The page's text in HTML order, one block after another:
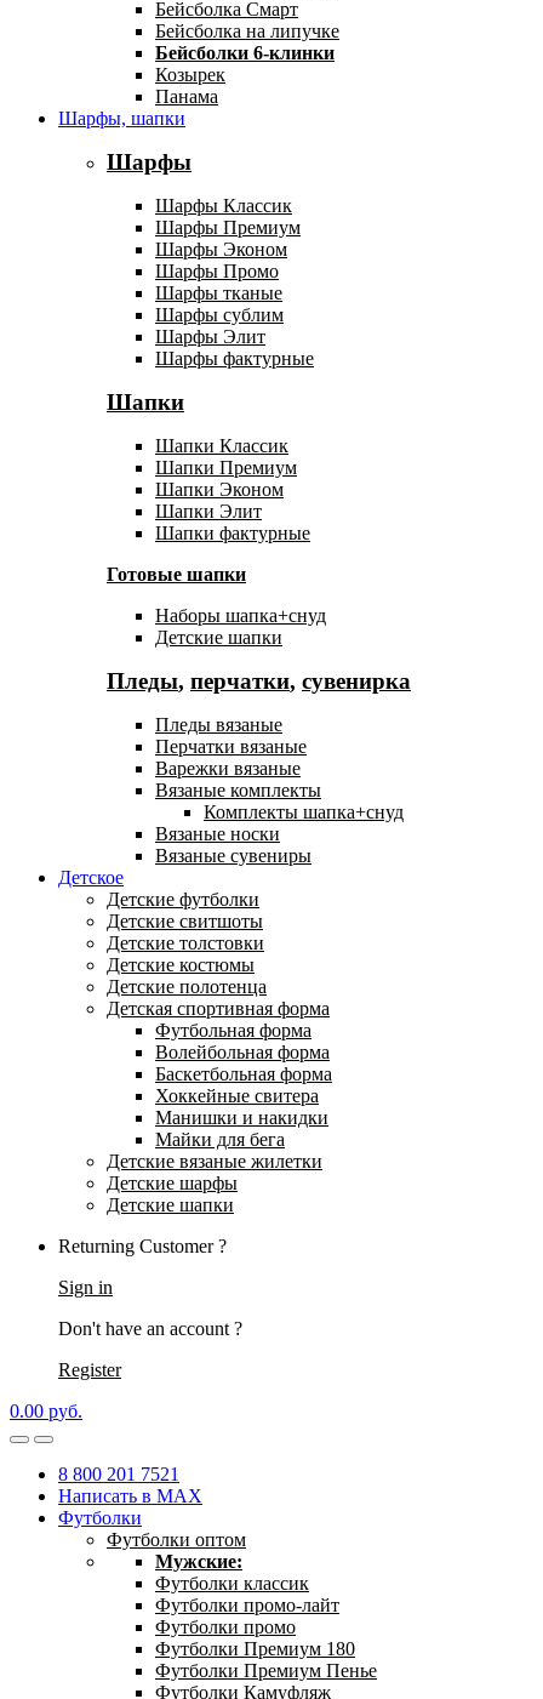
Бейсболка Смарт
Бейсболка на липучке
Бейсболки 6-клинки
Козырек
Панама
Шарфы, шапки
Шарфы
Шарфы Классик
Шарфы Премиум
Шарфы Эконом
Шарфы Промо
Шарфы тканые
Шарфы сублим
Шарфы Элит
Шарфы фактурные
Шапки
Шапки Классик
Шапки Премиум
Шапки Эконом
Шапки Элит
Шапки фактурные
Готовые шапки
Наборы шапка+снуд
Детские шапки
Пледы, перчатки, сувенирка
Пледы вязаные
Перчатки вязаные
Варежки вязаные
Вязаные комплекты
Комплекты шапка+снуд
Вязаные носки
Вязаные сувениры
Детское
Детские футболки
Детские свитшоты
Детские толстовки
Детские костюмы
Детские полотенца
Детская спортивная форма
Футбольная форма
Волейбольная форма
Баскетбольная форма
Хоккейные свитера
Манишки и накидки
Майки для бега
Детские вязаные жилетки
Детские шарфы
Детские шапки
Returning Customer ?
Sign in
Don't have an account ?
Register
0.00 руб.
8 800 201 7521
Написать в MAX
Футболки
Футболки оптом
Мужские:
Футболки классик
Футболки промо-лайт
Футболки промо
Футболки Премиум 180
Футболки Премиум Пенье
Футболки Камуфляж